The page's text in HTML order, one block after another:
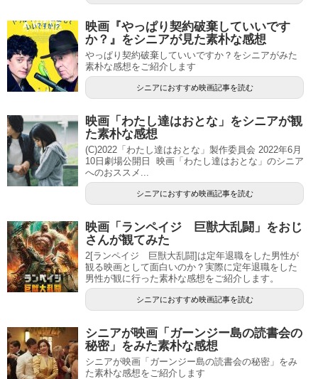
映画『やっぱり契約破棄していいです
か？』をシニアが見た素朴な感想
やっぱり契約破棄していいですか？をシニアがみた
素朴な感想をご紹介します
シニアにおすすめ映画記事を読む
映画「わたし達はおとな」をシニアが観
た素朴な感想
(C)2022「わたし達はおとな」製作委員会 2022年6月
10日劇場公開日 映画「わたし達はおとな」のシニア
へのおススメ...
シニアにおすすめ映画記事を読む
映画「ランペイジ 巨獣大乱闘」をおじ
さんが観てみた
2[ランペイジ 巨獣大乱闘]は定年退職をした男性が
観る映画として面白いのか？実際に定年退職をした
男性が観に行った素朴な感想をご紹介します。
シニアにおすすめ映画記事を読む
シニアが映画「ガーンジー島の読書会の
秘密」をみた素朴な感想
シニアが映画「ガーンジー島の読書会の秘密」をみ
た素朴な感想をご紹介します